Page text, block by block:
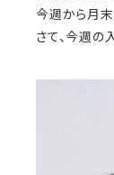
今週から月末
さて、今週の